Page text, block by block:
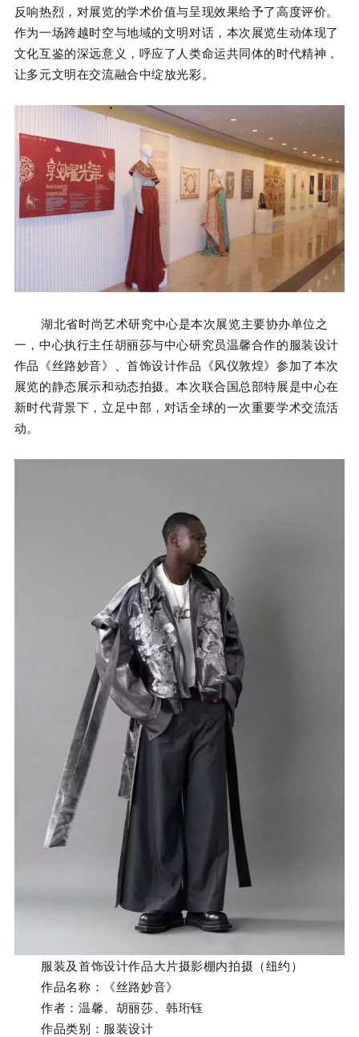
反响热烈，对展览的学术价值与呈现效果给予了高度评价。
作为一场跨越时空与地域的文明对话，本次展览生动体现了
文化互鉴的深远意义，呼应了人类命运共同体的时代精神，
让多元文明在交流融合中绽放光彩。
湖北省时尚艺术研究中心是本次展览主要协办单位之
一，中心执行主任胡丽莎与中心研究员温馨合作的服装设计
作品《丝路妙音》、首饰设计作品《风仪敦煌》参加了本次
展览的静态展示和动态拍摄。本次联合国总部特展是中心在
新时代背景下，立足中部，对话全球的一次重要学术交流活
动。
服装及首饰设计作品大片摄影棚内拍摄（纽约）
作品名称：
《丝路妙音》
作者：温馨、胡丽莎、韩珩钰
作品类别： 服装设计